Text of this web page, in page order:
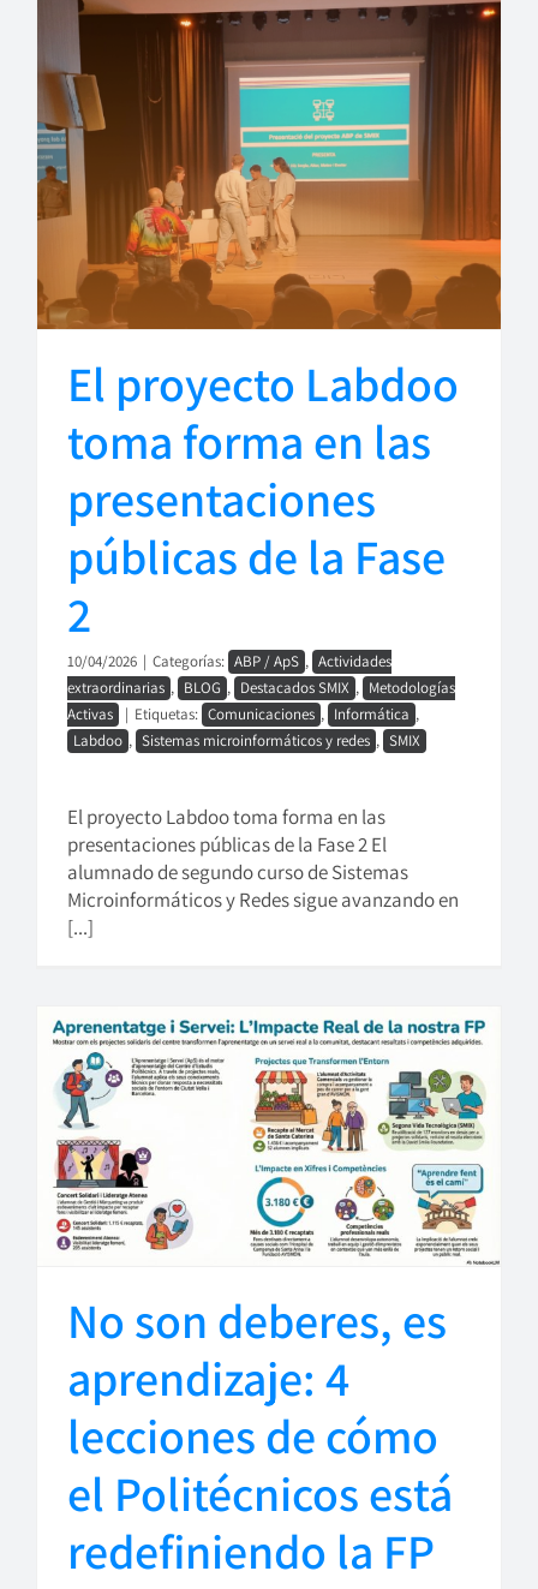
El proyecto Labdoo
toma forma en las
presentaciones
públicas de la Fase
2
10/04/2026 | Categorías: ABP / ApS , Actividades
extraordinarias , BLOG , Destacados SMIX , Metodologías
Activas
| Etiquetas: Comunicaciones , Informática ,
Labdoo , Sistemas microinformáticos y redes , SMIX
El proyecto Labdoo toma forma en las
presentaciones públicas de la Fase 2 El
alumnado de segundo curso de Sistemas
Microinformáticos y Redes sigue avanzando en
[...]
No son deberes, es
aprendizaje: 4
lecciones de cómo
el Politécnicos está
redefiniendo la FP